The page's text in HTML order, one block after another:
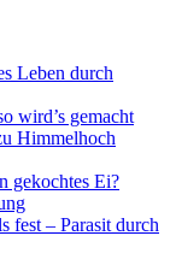
Leben durch
wird’s gemacht
Himmelhoch
gekochtes Ei?
fest – Parasit durch